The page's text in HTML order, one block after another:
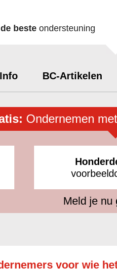
de beste ondersteuning
Info BC-Artikelen
Ondernemen
Meld je nu
voor wie